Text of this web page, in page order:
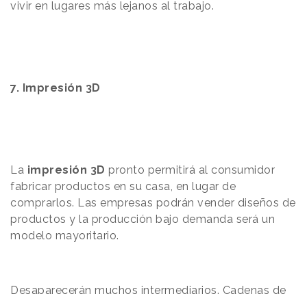
vivir en lugares más lejanos al trabajo.
7. Impresión 3D
La impresión 3D pronto permitirá al consumidor
fabricar productos en su casa, en lugar de
comprarlos. Las empresas podrán vender diseños de
productos y la producción bajo demanda será un
modelo mayoritario.
Desaparecerán muchos intermediarios. Cadenas de